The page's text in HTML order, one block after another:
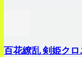
百花繚乱 剣姫ク